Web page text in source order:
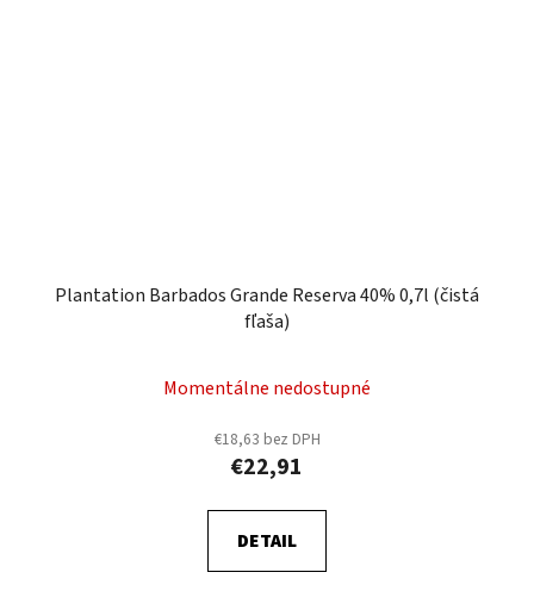
Plantation Barbados Grande Reserva 40% 0,7l (čistá
fľaša)
Momentálne nedostupné
€18,63 bez DPH
€22,91
DETAIL